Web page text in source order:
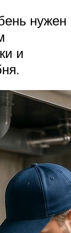
нужен
и